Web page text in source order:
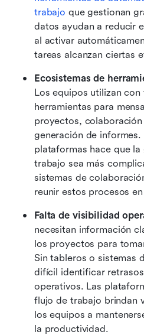
trabajo que gestionan
datos ayudan a reducir
al activar
tareas alcanzan ciertas
Ecosistemas de
Los equipos utilizan
herramientas para
proyectos,
generación de
plataformas hace que
trabajo sea más
sistemas de
reunir estos procesos
Falta de visibilidad
necesitan información
los proyectos para
Sin tableros o sistemas
difícil identificar
operativos. Las
flujo de trabajo brindan
los equipos a
la productividad.